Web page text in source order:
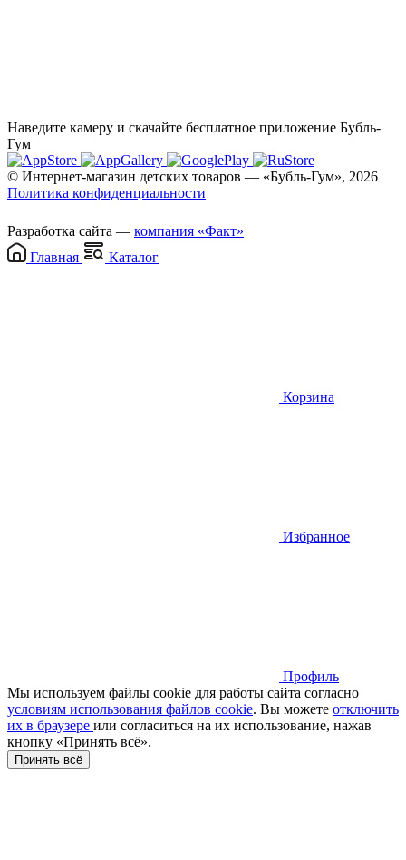
Наведите камеру и скачайте бесплатное приложение Бубль-
Гум
© Интернет-магазин детских товаров — «Бубль-Гум», 2026
Политика конфиденциальности
Разработка сайта — компания «Факт»
Главная
Каталог
Корзина
Избранное
Профиль
Мы используем файлы cookie для работы сайта согласно
условиям использования файлов cookie. Вы можете отключить
их в браузере или cогласиться на их использование, нажав
кнопку «Принять всё».
Принять всё